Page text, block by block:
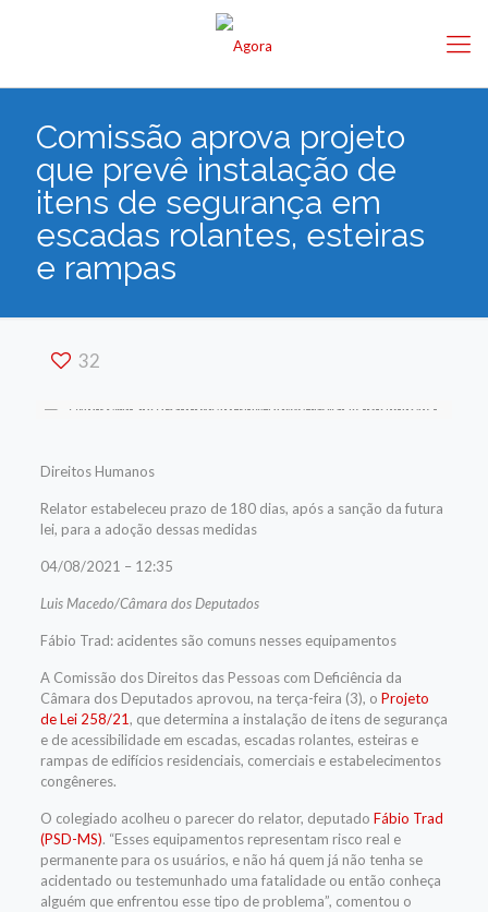
Comissão aprova projeto
que prevê instalação de
itens de segurança em
escadas rolantes, esteiras
e rampas
32
Direitos Humanos
Relator estabeleceu prazo de 180 dias, após a sanção da futura
lei, para a adoção dessas medidas
04/08/2021 – 12:35
Luis Macedo/Câmara dos Deputados
Fábio Trad: acidentes são comuns nesses equipamentos
A Comissão dos Direitos das Pessoas com Deficiência da
Câmara dos Deputados aprovou, na terça-feira (3), o Projeto
de Lei 258/21, que determina a instalação de itens de segurança
e de acessibilidade em escadas, escadas rolantes, esteiras e
rampas de edifícios residenciais, comerciais e estabelecimentos
congêneres.
O colegiado acolheu o parecer do relator, deputado Fábio Trad
(PSD-MS). “Esses equipamentos representam risco real e
permanente para os usuários, e não há quem já não tenha se
acidentado ou testemunhado uma fatalidade ou então conheça
alguém que enfrentou esse tipo de problema”, comentou o